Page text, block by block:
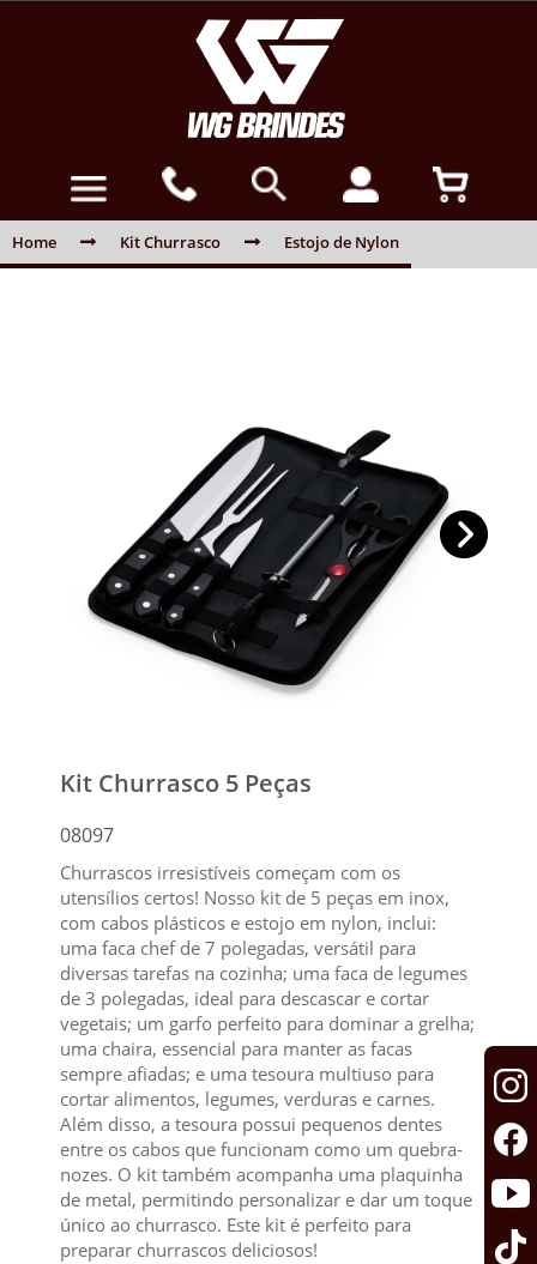
Home Kit Churrasco Estojo de Nylon
Kit Churrasco 5 Peças
08097
Churrascos irresistíveis começam com os
utensílios certos! Nosso kit de 5 peças em inox,
com cabos plásticos e estojo em nylon, inclui:
uma faca chef de 7 polegadas, versátil para
diversas tarefas na cozinha; uma faca de legumes
de 3 polegadas, ideal para descascar e cortar
vegetais; um garfo perfeito para dominar a grelha;
uma chaira, essencial para manter as facas
sempre afiadas; e uma tesoura multiuso para
cortar alimentos, legumes, verduras e carnes.
Além disso, a tesoura possui pequenos dentes
entre os cabos que funcionam como um quebra-
nozes. O kit também acompanha uma plaquinha
de metal, permitindo personalizar e dar um toque
único ao churrasco. Este kit é perfeito para
preparar churrascos deliciosos!